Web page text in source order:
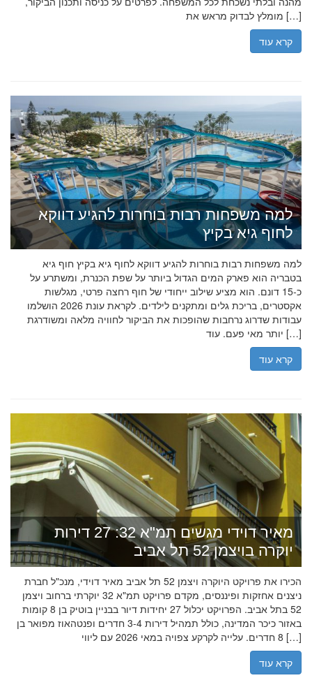
מומלץ לבדוק מראש את […]
קרא עוד
למה משפחות רבות בוחרות להגיע דווקא
לחוף גיא בקיץ
למה משפחות רבות בוחרות להגיע דווקא לחוף גיא בקיץ חוף גיא
בטבריה הוא פארק המים הגדול ביותר על שפת הכנרת, ומשתרע על
כ-15 דונם. הוא מציע שילוב ייחודי של חוף רחצה פרטי, מגלשות
אקסטרים, בריכת גלים ומתקנים לילדים. לקראת עונת 2026 הושלמו
עבודות שדרוג נרחבות שהופכות את הביקור לחוויה מלאה ומשודרגת
יותר מאי פעם. עוד […]
קרא עוד
מאיר דוידי מגשים תמ"א 32: 27 דירות
יוקרה בויצמן 52 תל אביב
הכירו את פרויקט היוקרה ויצמן 52 תל אביב מאיר דוידי, מנכ"ל חברת
ניצנים אחזקות ופיננסים, מקדם פרויקט תמ"א 32 יוקרתי ברחוב ויצמן
52 בתל אביב. הפרויקט יכלול 27 יחידות דיור בבניין בוטיק בן 8 קומות
באזור כיכר המדינה, כולל תמהיל דירות 3-4 חדרים ופנטהאוז מפואר בן
8 חדרים. עלייה לקרקע צפויה במאי 2026 עם ליווי […]
קרא עוד